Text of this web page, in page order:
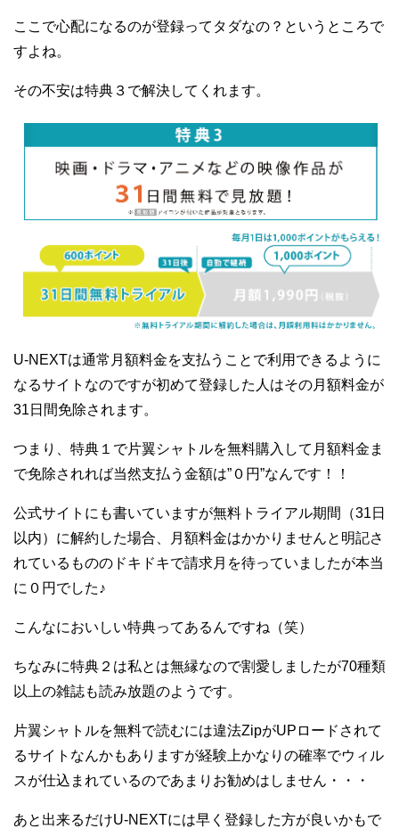
ここで心配になるのが登録ってタダなの？というところで
すよね。
その不安は特典３で解決してくれます。
U-NEXTは通常月額料金を支払うことで利用できるように
なるサイトなのですが初めて登録した人はその月額料金が
31日間免除されます。
つまり、特典１で片翼シャトルを無料購入して月額料金ま
で免除されれば当然支払う金額は”０円”なんです！！
公式サイトにも書いていますが無料トライアル期間（31日
以内）に解約した場合、月額料金はかかりませんと明記さ
れているもののドキドキで請求月を待っていましたが本当
に０円でした♪
こんなにおいしい特典ってあるんですね（笑）
ちなみに特典２は私とは無縁なので割愛しましたが70種類
以上の雑誌も読み放題のようです。
片翼シャトルを無料で読むには違法ZipがUPロードされて
るサイトなんかもありますが経験上かなりの確率でウィル
スが仕込まれているのであまりお勧めはしません・・・
あと出来るだけU-NEXTには早く登録した方が良いかもで